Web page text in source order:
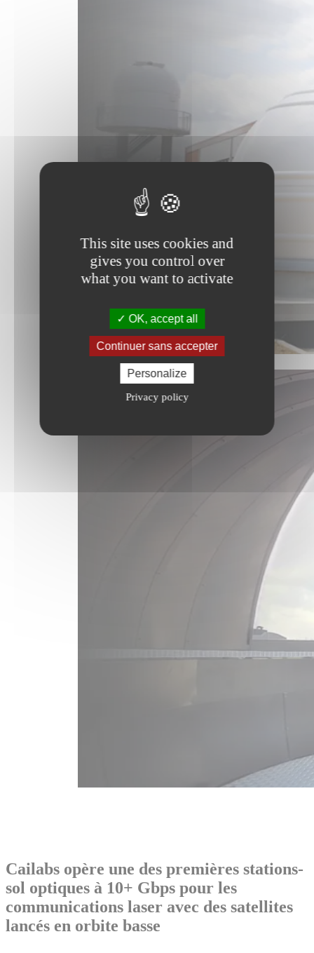
This site uses cookies and
gives you control over
what you want to activate
OK, accept all
Continuer sans accepter
Personalize
Privacy policy
Cailabs opère une des premières stations-
sol optiques à 10+ Gbps pour les
communications laser avec des satellites
lancés en orbite basse